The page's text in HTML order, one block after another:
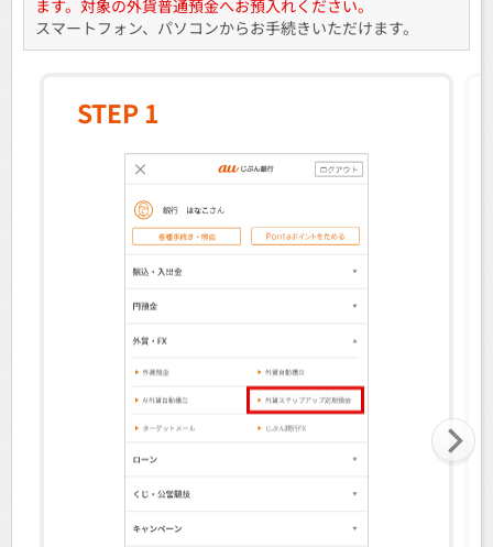
ます。対象の外貨普通預金へお預入れください。
スマートフォン、パソコンからお手続きいただけます。
STEP 1